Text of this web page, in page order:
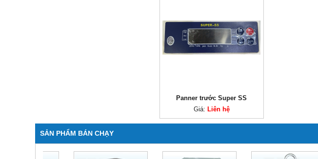
Panner trước Super SS
Giá: Liên hệ
SẢN PHẨM BÁN CHẠY